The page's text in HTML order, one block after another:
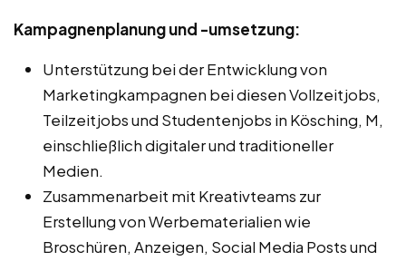
Kampagnenplanung und -umsetzung:
Unterstützung bei der Entwicklung von
Marketingkampagnen bei diesen Vollzeitjobs,
Teilzeitjobs und Studentenjobs in Kösching, M,
einschließlich digitaler und traditioneller
Medien.
Zusammenarbeit mit Kreativteams zur
Erstellung von Werbematerialien wie
Broschüren, Anzeigen, Social Media Posts und